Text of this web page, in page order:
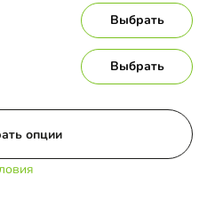
Выбрать
Выбрать
опции